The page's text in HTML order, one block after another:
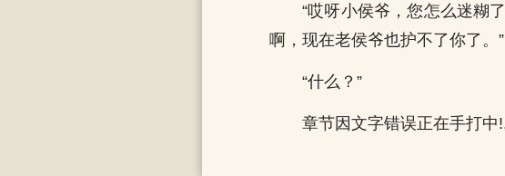
“哎呀小侯爷，您怎么迷糊
啊，现在老侯爷也护不了你了。”
“什么？”
章节因文字错误正在手打